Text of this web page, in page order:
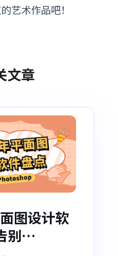
艺术作品吧！
文章
图设计软
别